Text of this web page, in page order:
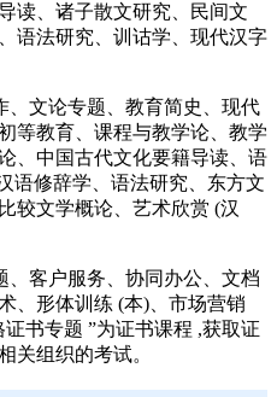
读、诸子散文研究、民间文
语法研究、训诂学、现代汉字
、文论专题、教育简史、现代
等教育、课程与教学论、教学
、中国古代文化要籍导读、语
语修辞学、语法研究、东方文
较文学概论、艺术欣赏 (汉
、客户服务、协同办公、文档
、形体训练 (本)、市场营销
书专题 ”为证书课程 ,获取证
关组织的考试。